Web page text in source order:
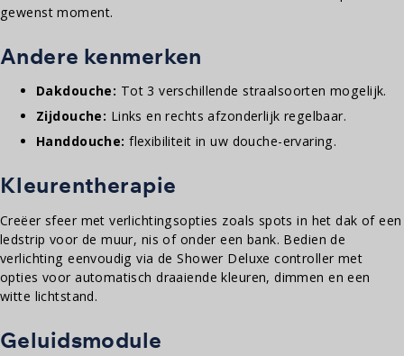
gewenst moment.
Andere kenmerken
Dakdouche: Tot 3 verschillende straalsoorten mogelijk.
Zijdouche: Links en rechts afzonderlijk regelbaar.
Handdouche: flexibiliteit in uw douche-ervaring.
Kleurentherapie
Creëer sfeer met verlichtingsopties zoals spots in het dak of een
ledstrip voor de muur, nis of onder een bank. Bedien de
verlichting eenvoudig via de Shower Deluxe controller met
opties voor automatisch draaiende kleuren, dimmen en een
witte lichtstand.
Geluidsmodule